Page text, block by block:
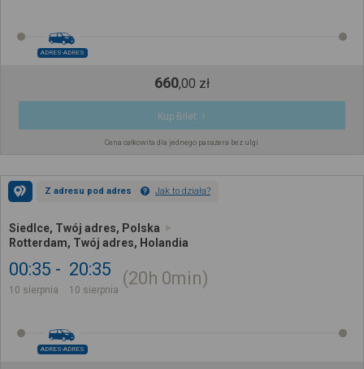
ADRES-ADRES
660,00 zł
Kup Bilet
Cena całkowita dla jednego pasażera bez ulgi
Z adresu pod adres Jak to działa?
Siedlce, Twój adres, Polska
Rotterdam, Twój adres, Holandia
00:35
10 sierpnia
20:35
10 sierpnia
20h 0min
ADRES-ADRES